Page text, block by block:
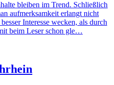
bleiben im Trend. Schließlich
aufmerksamkeit erlangt nicht
Interesse wecken, als durch
beim Leser schon gle…